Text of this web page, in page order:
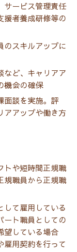
サービス管理責任
援者養成研修等の
スキルアップに
ど、キャリアア
機会の確保
談を実施。評
アアップや働き方
トや短時間正規職
規職員から正規職
て雇用している
ート職員としての
望している場合
雇用契約を行って